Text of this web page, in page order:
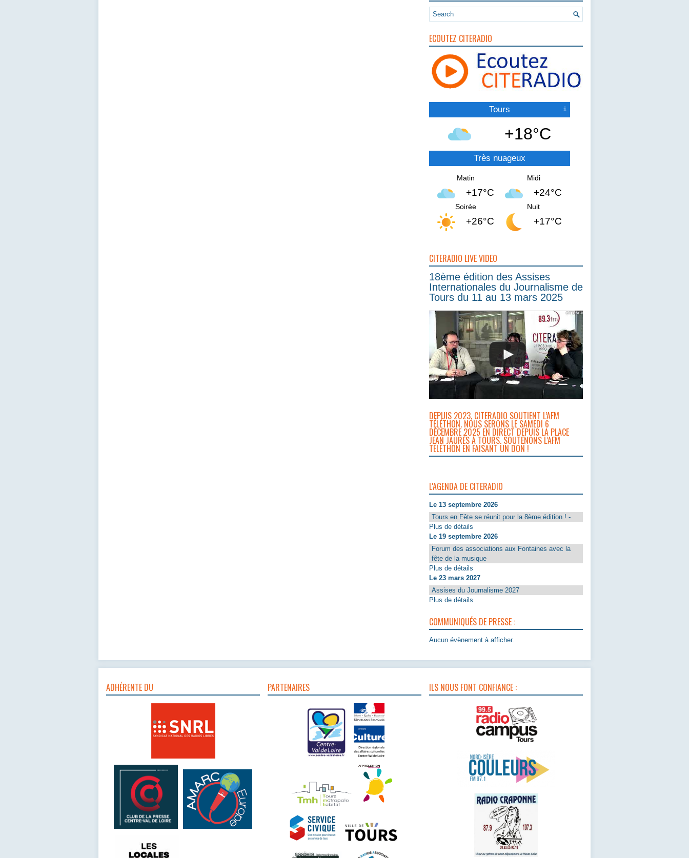
ECOUTEZ CITERADIO
Tours
+18°C
Très nuageux
Matin
+17°C
Midi
+24°C
Soirée
+26°C
Nuit
+17°C
CITERADIO LIVE VIDEO
18ème édition des Assises
Internationales du Journalisme de
Tours du 11 au 13 mars 2025
DEPUIS 2023, CITERADIO SOUTIENT L’AFM
TÉLÉTHON. NOUS SERONS LE SAMEDI 6
DÉCEMBRE 2025 EN DIRECT DEPUIS LA PLACE
JEAN JAURÈS À TOURS. SOUTENONS L’AFM
TÉLÉTHON EN FAISANT UN DON !
L'AGENDA DE CITERADIO
Le 13 septembre 2026
Tours en Fête se réunit pour la 8ème édition ! -
Plus de détails
Le 19 septembre 2026
Forum des associations aux Fontaines avec la
fête de la musique
Plus de détails
Le 23 mars 2027
Assises du Journalisme 2027
Plus de détails
COMMUNIQUÉS DE PRESSE :
Aucun évènement à afficher.
ADHÉRENTE DU PARTENAIRES ILS NOUS FONT CONFIANCE :